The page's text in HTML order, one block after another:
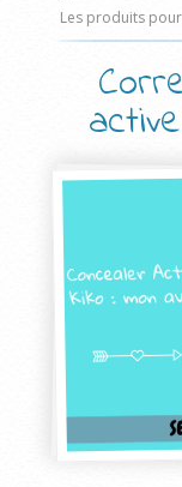
Les produits